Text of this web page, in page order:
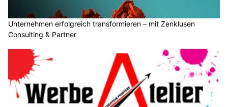
Unternehmen erfolgreich transformieren – mit Zenklusen
Consulting & Partner